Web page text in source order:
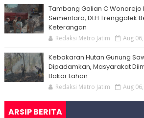
Tambang Galian C Wonorejo
Sementara, DLH Trenggalek
Keterangan
Redaksi Metro Jatim Aug
Kebakaran Hutan Gunung
Dipadamkan, Masyarakat
Bakar Lahan
Redaksi Metro Jatim Aug
ARSIP BERITA